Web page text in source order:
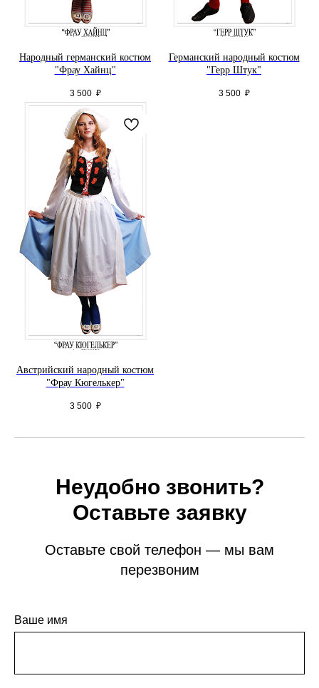
Народный германский костюм
"Фрау Хайнц"
3 500 ₽
Германский народный костюм
"Герр Штук"
3 500 ₽
Австрийский народный костюм
"Фрау Кюгелькер"
3 500 ₽
Неудобно звонить?
Оставьте заявку
Оставьте свой телефон — мы вам
перезвоним
Ваше имя